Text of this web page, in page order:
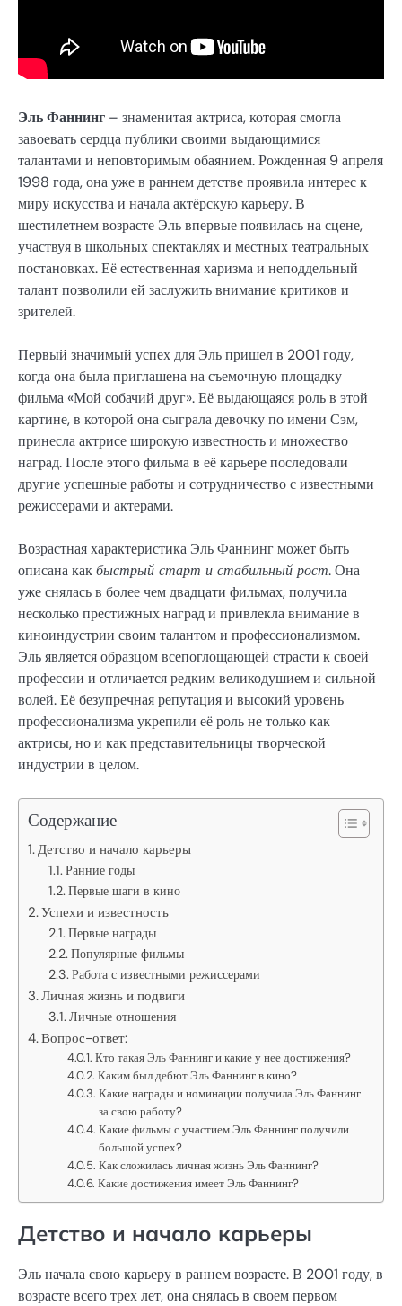
Эль Фаннинг – знаменитая актриса, которая смогла
завоевать сердца публики своими выдающимися
талантами и неповторимым обаянием. Рожденная 9 апреля
1998 года, она уже в раннем детстве проявила интерес к
миру искусства и начала актёрскую карьеру. В
шестилетнем возрасте Эль впервые появилась на сцене,
участвуя в школьных спектаклях и местных театральных
постановках. Её естественная харизма и неподдельный
талант позволили ей заслужить внимание критиков и
зрителей.
Первый значимый успех для Эль пришел в 2001 году,
когда она была приглашена на съемочную площадку
фильма «Мой собачий друг». Её выдающаяся роль в этой
картине, в которой она сыграла девочку по имени Сэм,
принесла актрисе широкую известность и множество
наград. После этого фильма в её карьере последовали
другие успешные работы и сотрудничество с известными
режиссерами и актерами.
Возрастная характеристика Эль Фаннинг может быть
описана какбыстрый старт и стабильный рост. Она
уже снялась в более чем двадцати фильмах, получила
несколько престижных наград и привлекла внимание в
киноиндустрии своим талантом и профессионализмом.
Эль является образцом всепоглощающей страсти к своей
профессии и отличается редким великодушием и сильной
волей. Её безупречная репутация и высокий уровень
профессионализма укрепили её роль не только как
актрисы, но и как представительницы творческой
индустрии в целом.
Содержание
Детство и начало карьеры
Ранние годы
Первые шаги в кино
Успехи и известность
Первые награды
Популярные фильмы
Работа с известными режиссерами
Личная жизнь и подвиги
Личные отношения
Вопрос-ответ:
Кто такая Эль Фаннинг и какие у нее достижения?
Каким был дебют Эль Фаннинг в кино?
Какие награды и номинации получила Эль Фаннинг
за свою работу?
Какие фильмы с участием Эль Фаннинг получили
большой успех?
Как сложилась личная жизнь Эль Фаннинг?
Какие достижения имеет Эль Фаннинг?
Детство и начало карьеры
Эль начала свою карьеру в раннем возрасте. В 2001 году, в
возрасте всего трех лет, она снялась в своем первом